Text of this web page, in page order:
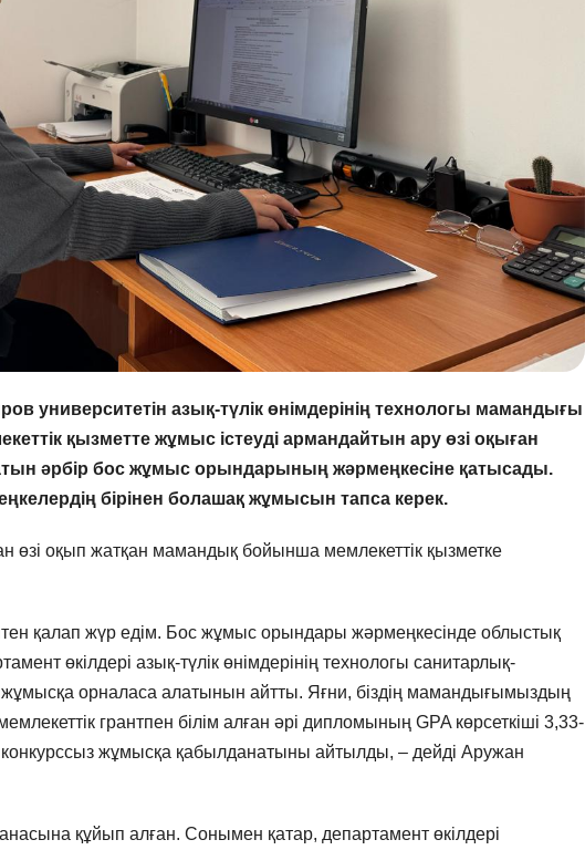
университетін азық-түлік өнімдерінің технологы мамандығы
қызметте жұмыс істеуді армандайтын ару өзі оқыған
әрбір бос жұмыс орындарының жәрмеңкесіне қатысады.
бірінен болашақ жұмысын тапса керек.
өзі оқып жатқан мамандық бойынша мемлекеттік қызметке
қалап жүр едім. Бос жұмыс орындары жәрмеңкесінде облыстық
өкілдері азық-түлік өнімдерінің технологы санитарлық-
орналаса алатынын айтты. Яғни, біздің мамандығымыздың
грантпен білім алған әрі дипломының GPA көрсеткіші 3,33-
конкурссыз жұмысқа қабылданатыны айтылды, – дейді Аружан
құйып алған. Сонымен қатар, департамент өкілдері